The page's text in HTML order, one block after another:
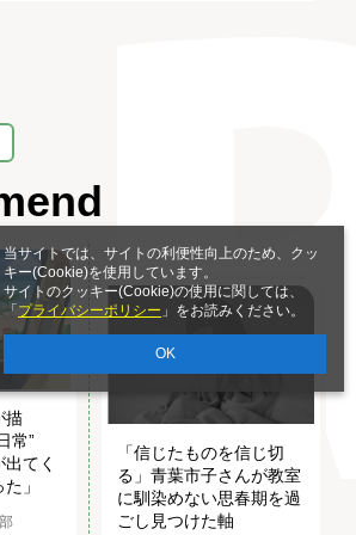
当サイトでは、サイトの利便性向上のため、クッ
キー(Cookie)を使用しています。
サイトのクッキー(Cookie)の使用に関しては、
「 プライバシーポリシー 」をお読みください。
OK
描
常”
出てく
」
「信じたものを信じ切
る」青葉市子さんが教室
に馴染めない思春期を過
ごし見つけた軸